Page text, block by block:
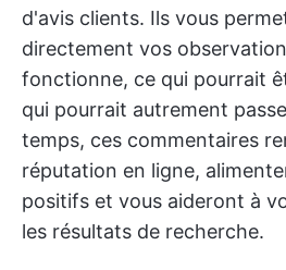
d'avis clients. Ils vous
directement vos
fonctionne, ce qui pourrait
qui pourrait autrement
temps, ces commentaires
réputation en ligne,
positifs et vous aideront à
les résultats de recherche.